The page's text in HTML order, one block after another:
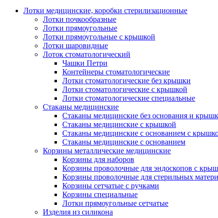
Лотки медицинские, коробки стерилизационные
Лотки почкообразные
Лотки прямоугольные
Лотки прямоугольные с крышкой
Лотки шаровидные
Лоток стоматологический
Чашки Петри
Контейнеры стоматологические
Лотки стоматологические без крышки
Лотки стоматологические с крышкой
Лотки стоматологические специальные
Стаканы медицинские
Стаканы медицинские без основания и
Стаканы медицинские с крышкой
Стаканы медицинские с основанием с
Стаканы медицинские с основанием
Корзины металлические медицинские
Корзины для наборов
Корзины проволочные для эндоскопов с
Корзины проволочные для стерильных
Корзины сетчатые с ручками
Корзины специальные
Лотки прямоугольные сетчатые
Изделия из силикона